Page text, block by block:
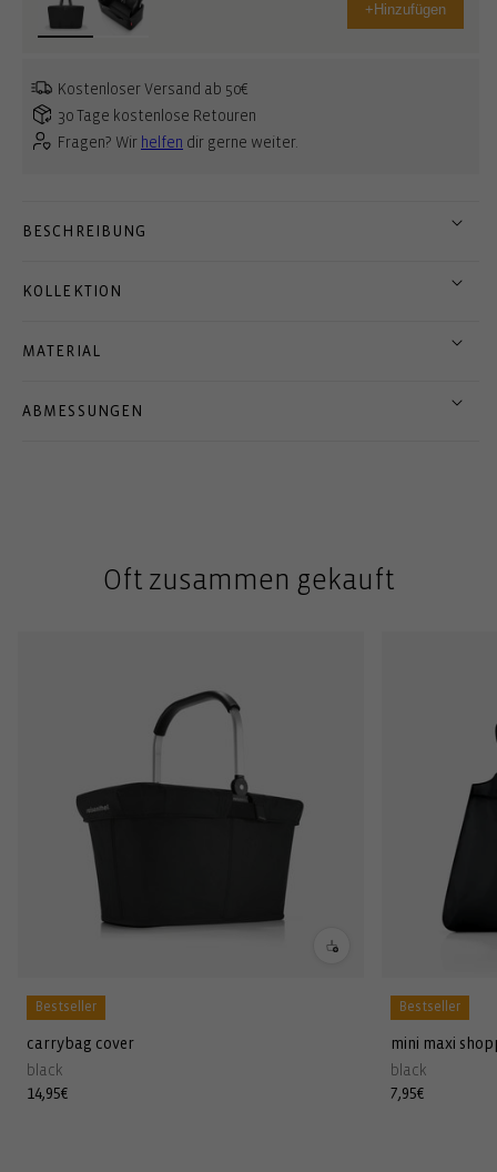
+ Hinzufügen
Kostenloser Versand ab 50€
30 Tage kostenlose Retouren
Fragen? Wir helfen dir gerne weiter.
BESCHREIBUNG
KOLLEKTION
MATERIAL
ABMESSUNGEN
Oft zusammen gekauft
Bestseller
carrybag cover
black
Normaler
14,95€
Bestseller
mini maxi
black
Normaler
7,95€